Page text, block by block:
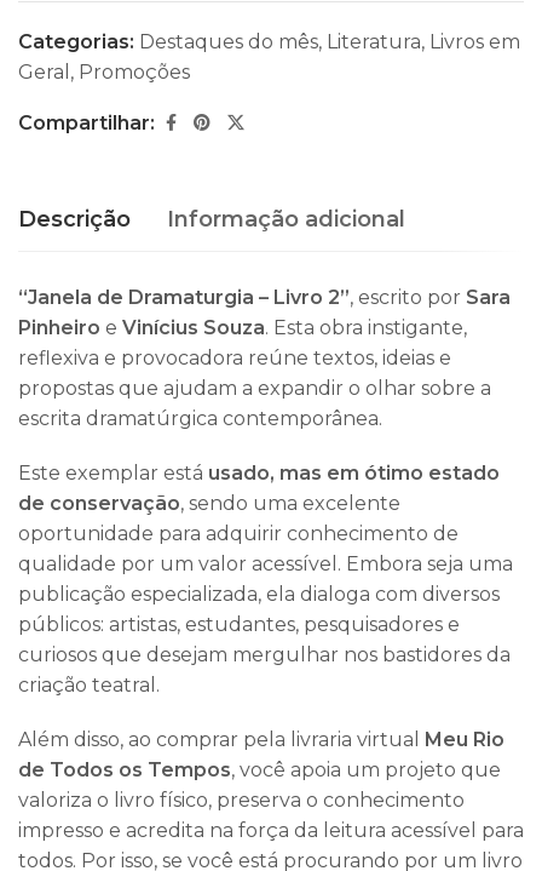
Categorias: Destaques do mês, Literatura, Livros em
Geral , Promoções
Compartilhar:
Descrição Informação adicional
“Janela de Dramaturgia – Livro 2”, escrito por Sara
Pinheiro e Vinícius Souza. Esta obra instigante,
reflexiva e provocadora reúne textos, ideias e
propostas que ajudam a expandir o olhar sobre a
escrita dramatúrgica contemporânea.
Este exemplar está usado, mas em ótimo estado
de conservação, sendo uma excelente
oportunidade para adquirir conhecimento de
qualidade por um valor acessível. Embora seja uma
publicação especializada, ela dialoga com diversos
públicos: artistas, estudantes, pesquisadores e
curiosos que desejam mergulhar nos bastidores da
criação teatral.
Além disso, ao comprar pela livraria virtual
Meu Rio
de Todos os Tempos, você apoia um projeto que
valoriza o livro físico, preserva o conhecimento
impresso e acredita na força da leitura acessível para
todos. Por isso, se você está procurando por um livro